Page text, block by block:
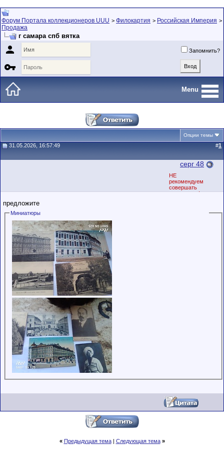
Форум Портала коллекционеров UUU > Филокартия > Российская Империя >
Продажа
г самара спб вятка
 Запомнить?

Menu
Опции темы
31.05.2026, 16:57:49 #1
серг 48
НЕ
рекомендуем
совершать
предоплату!
предложите
Миниатюры
« Предыдущая тема| Следующая тема »